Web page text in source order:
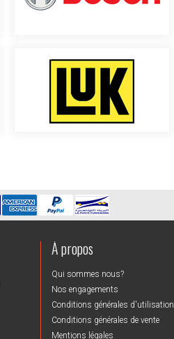
À propos
Qui sommes nous?
Nos engagements
Conditions générales d'utilisation
Conditions générales de vente
Mentions légales